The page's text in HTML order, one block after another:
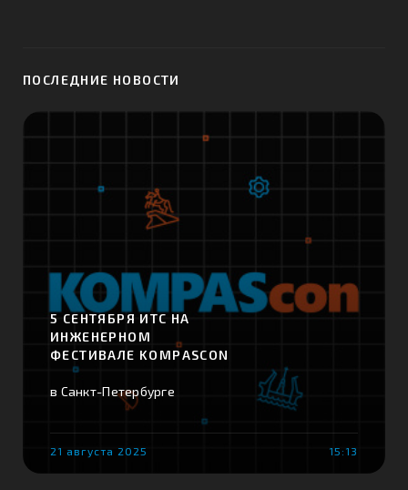
ПОСЛЕДНИЕ НОВОСТИ
5 СЕНТЯБРЯ ИТС НА
ИНЖЕНЕРНОМ
ФЕСТИВАЛЕ KOMPASCON
в Санкт-Петербурге
21 августа 2025 15:13